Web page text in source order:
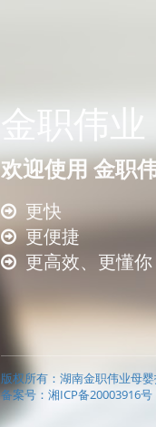
金职伟业
欢迎使用金职
更快
更便捷
更高效、更懂你
版权所有：湖南金职伟业母
备案号：湘ICP备20003916号